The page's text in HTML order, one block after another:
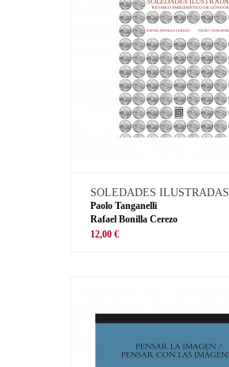
SOLEDADES ILUSTRADAS
Paolo Tanganelli
Rafael Bonilla Cerezo
12,00 €